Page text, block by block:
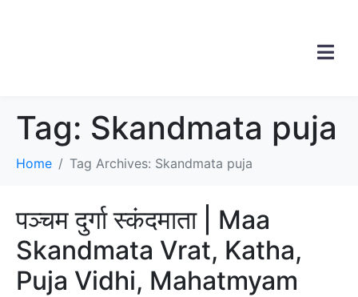
Tag: Skandmata puja
Home Tag Archives: Skandmata puja
पञ्चम दुर्गा स्कंदमाता | Maa
Skandmata Vrat, Katha,
Puja Vidhi, Mahatmyam